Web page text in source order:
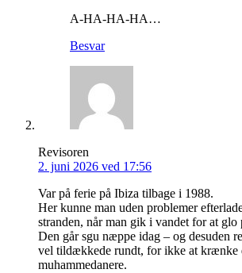
A-HA-HA-HA…
Besvar
Revisoren
2. juni 2026 ved 17:56
Var på ferie på Ibiza tilbage i 1988.
Her kunne man uden problemer
stranden, når man gik i vandet for at glo
Den går sgu næppe idag – og desuden
vel tildækkede rundt, for ikke at krænke
muhammedanere.